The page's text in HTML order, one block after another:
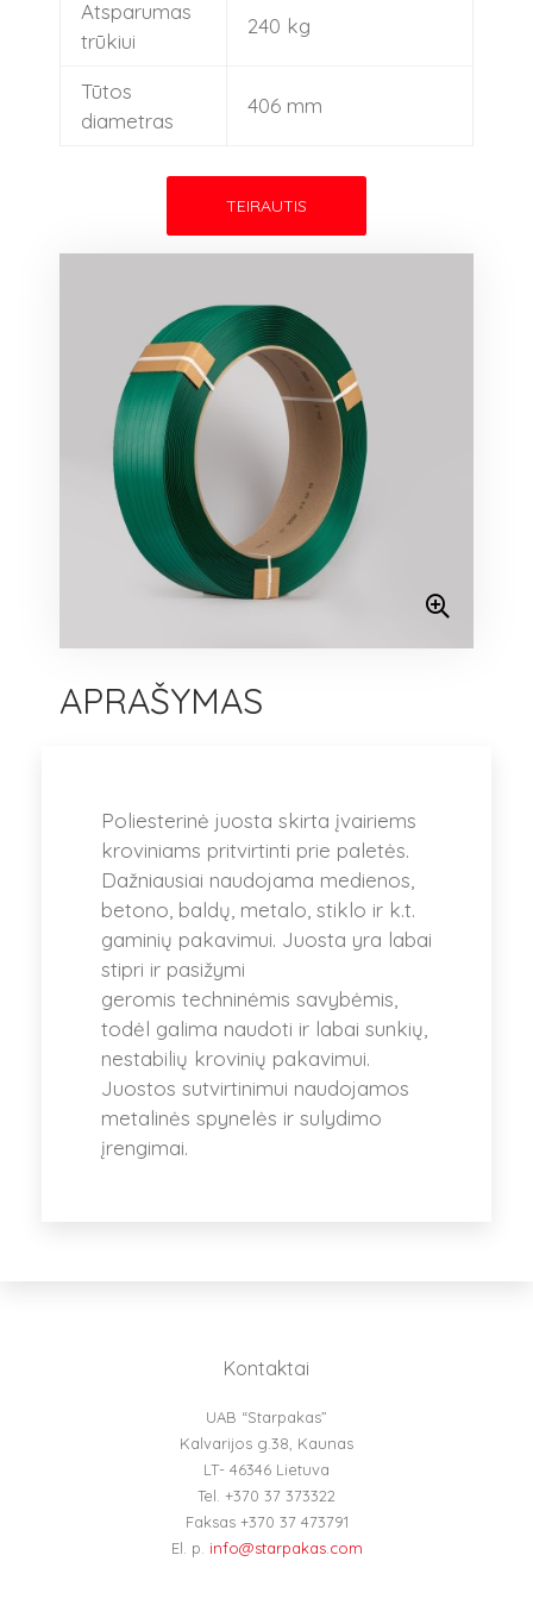
Maistinės plėvelės ir popierius
Plėvelė šienainiui
Rulonavimo tinklas
Atsparumas
trūkiui
240 kg
Tūtos
diametras
406 mm
TEIRAUTIS
APRAŠYMAS
Poliesterinė juosta skirta įvairiems
kroviniams pritvirtinti prie paletės.
Dažniausiai naudojama medienos,
betono, baldų, metalo, stiklo ir k.t.
gaminių pakavimui. Juosta yra labai
stipri ir pasižymi
geromis techninėmis savybėmis,
todėl galima naudoti ir labai sunkių,
nestabilių krovinių pakavimui.
Juostos sutvirtinimui naudojamos
metalinės spynelės ir sulydimo
įrengimai.
Kontaktai
UAB “Starpakas”
Kalvarijos g.38, Kaunas
LT- 46346 Lietuva
Tel. +370 37 373322
Faksas +370 37 473791
El. p. info@starpakas.com